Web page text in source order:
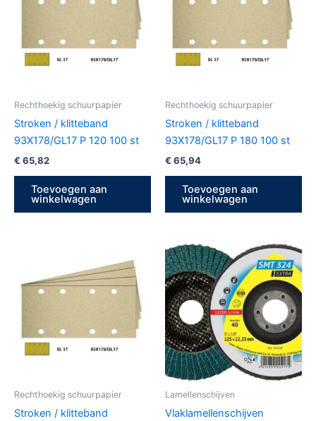
Rechthoekig schuurpapier
Stroken / klitteband
93X178/GL17 P 120 100 st
€ 65,82
Toevoegen aan
winkelwagen
Rechthoekig schuurpapier
Stroken / klitteband
93X178/GL17 P 180 100 st
€ 65,94
Toevoegen aan
winkelwagen
Rechthoekig schuurpapier
Stroken / klitteband
Lamellenschijven
Vlaklamellenschijven